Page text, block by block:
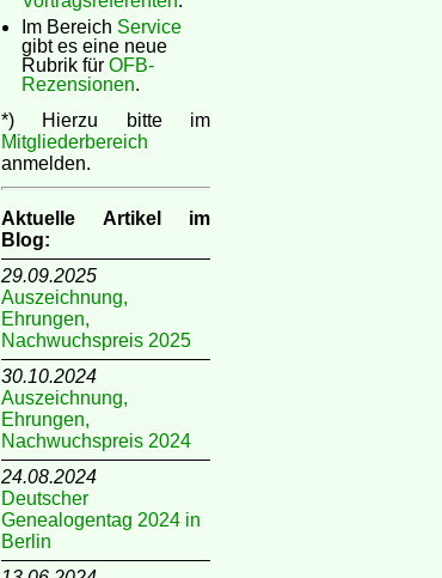
Im Bereich Service
gibt es eine neue
Rubrik für OFB-
Rezensionen.
*) Hierzu bitte im
Mitgliederbereich
anmelden.
Aktuelle Artikel im
Blog:
29.09.2025
Auszeichnung,
Ehrungen,
Nachwuchspreis 2025
30.10.2024
Auszeichnung,
Ehrungen,
Nachwuchspreis 2024
24.08.2024
Deutscher
Genealogentag 2024 in
Berlin